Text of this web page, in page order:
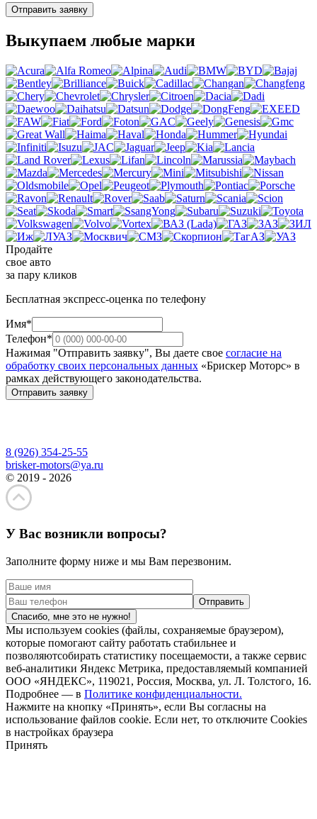
Отправить заявку
Выкупаем любые марки
Продайте
свое авто
за пару кликов
Бесплатная экспресс-оценка по телефону
Имя*
Телефон*
Нажимая "Отправить заявку", Вы даете свое согласие на
обработку своих персональных данных «Брискер Моторс» в
рамках действующего законодательства.
Отправить заявку
8 (926) 354-25-55
brisker-motors@ya.ru
© 2019 - 2026
У Вас возникли вопросы?
Заполните форму ниже и мы Вам перезвоним.
Спасибо, мне это не нужно!
Мы используем cookies (файлы, сохраняемые браузером),
которые помогают сайту работать стабильнее и
позволяютсобирать статистику посещаемости, а также сервис
веб-аналитики Яндекс Метрика, предоставляемый компанией
ООО «ЯНДЕКС», 119021, Россия, Москва, ул. Л. Толстого, 16.
Подробнее — в Политике конфиденциальности.
Нажмите на кнопку «Принять», если Вы согласны на
использование файлов cookie. Если нет, то отключите Cookies
в настройках браузера
Принять